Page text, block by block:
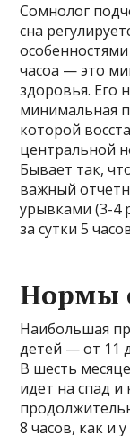
Сомнолог
сна
часоа — это
здоровья. Его
минимальная
которой
центральной
Бывает так,
важный
урывками (3-4
за сутки 5
Нормы
Наибольшая
детей — от 11
В шесть
идет на спад и
8 часов, как и